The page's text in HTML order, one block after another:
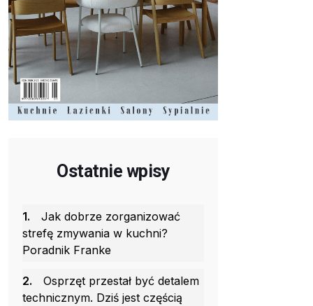
Ostatnie wpisy
1.
Jak dobrze zorganizować
strefę zmywania w kuchni?
Poradnik Franke
2.
Osprzęt przestał być detalem
technicznym. Dziś jest częścią